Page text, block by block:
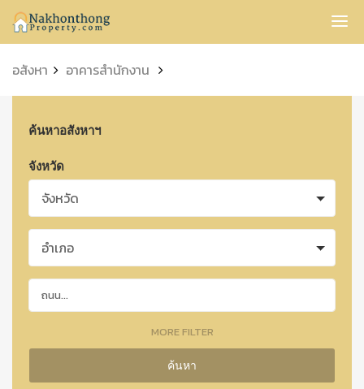
Nakhonthong
อสังหา อาคารสำนักงาน
ค้นหาอสังหาฯ
จังหวัด
จังหวัด
อำเภอ
MORE FILTER
ค้นหา